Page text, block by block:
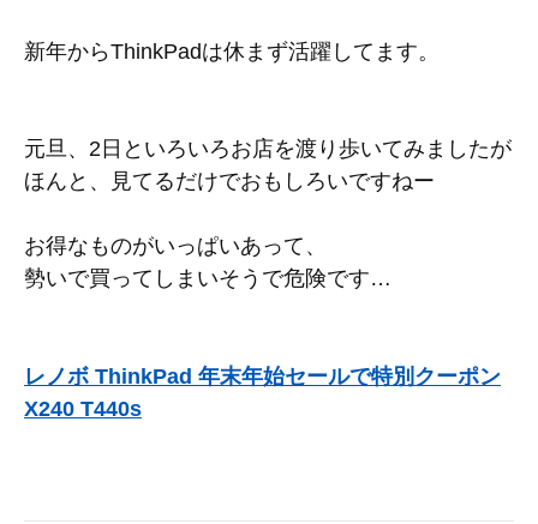
新年からThinkPadは休まず活躍してます。
元旦、2日といろいろお店を渡り歩いてみましたが
ほんと、見てるだけでおもしろいですねー
お得なものがいっぱいあって、
勢いで買ってしまいそうで危険です…
レノボ ThinkPad 年末年始セールで特別クーポン
X240 T440s